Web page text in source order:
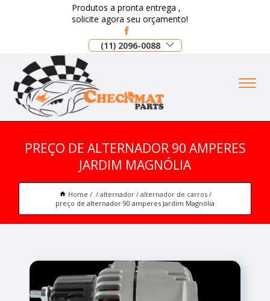
Produtos a pronta entrega ,
solicite agora seu orçamento!
(11) 2096-0088
PREÇO DE ALTERNADOR 90 AMPERES
JARDIM MAGNÓLIA
Home alternador
alternador de carros
preço de alternador 90 amperes Jardim Magnólia